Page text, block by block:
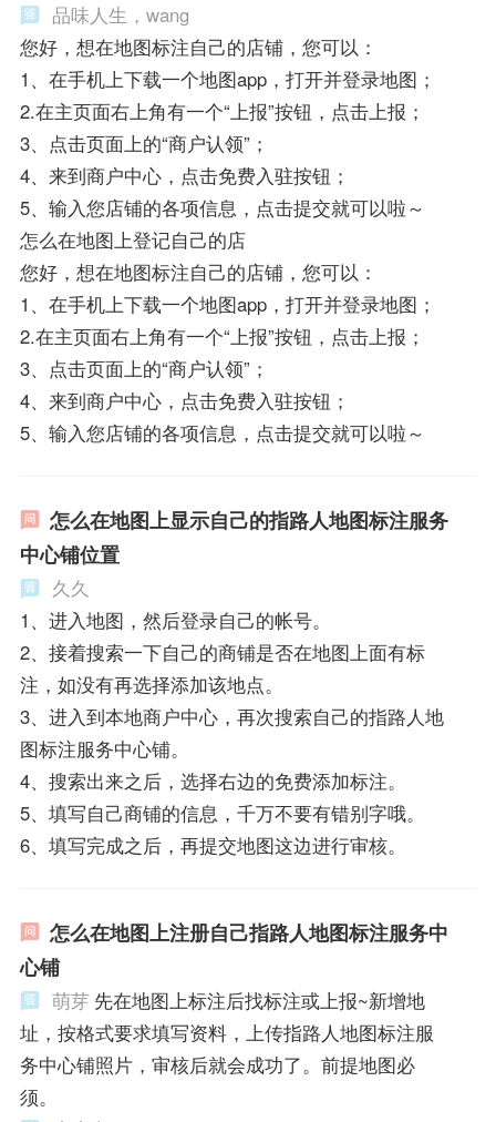
品味人生，wang
您好，想在地图标注自己的店铺，您可以：
1、在手机上下载一个地图app，打开并登录地图；
2.在主页面右上角有一个“上报”按钮，点击上报；
3、点击页面上的“商户认领”；
4、来到商户中心，点击免费入驻按钮；
5、输入您店铺的各项信息，点击提交就可以啦～
怎么在地图上登记自己的店
您好，想在地图标注自己的店铺，您可以：
1、在手机上下载一个地图app，打开并登录地图；
2.在主页面右上角有一个“上报”按钮，点击上报；
3、点击页面上的“商户认领”；
4、来到商户中心，点击免费入驻按钮；
5、输入您店铺的各项信息，点击提交就可以啦～
怎么在地图上显示自己的指路人地图标注服务
中心铺位置
久久
1、进入地图，然后登录自己的帐号。
2、接着搜索一下自己的商铺是否在地图上面有标
注，如没有再选择添加该地点。
3、进入到本地商户中心，再次搜索自己的指路人地
图标注服务中心铺。
4、搜索出来之后，选择右边的免费添加标注。
5、填写自己商铺的信息，千万不要有错别字哦。
6、填写完成之后，再提交地图这边进行审核。
怎么在地图上注册自己指路人地图标注服务中
心铺
萌芽 先在地图上标注后找标注或上报~新增地
址，按格式要求填写资料，上传指路人地图标注服
务中心铺照片，审核后就会成功了。前提地图必
须。